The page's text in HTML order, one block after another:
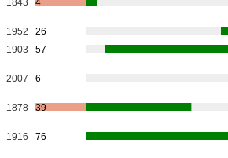
1843 4
1952
26
1903 57
2007 6
1878 39
1916 76